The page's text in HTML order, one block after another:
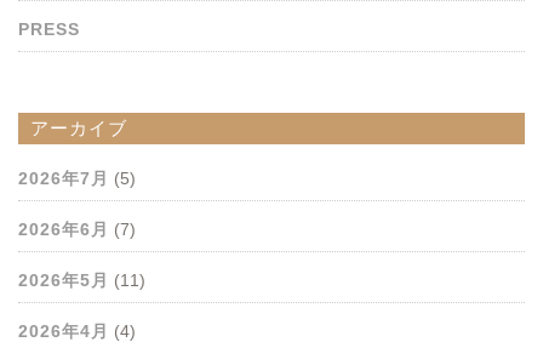
PRESS
アーカイブ
2026年7月 (5)
2026年6月 (7)
2026年5月 (11)
2026年4月 (4)